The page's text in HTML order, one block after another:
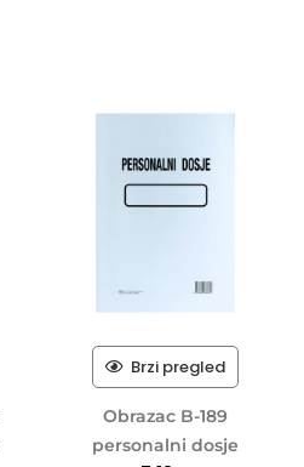
Brzi pregled
Obrazac B-189
personalni dosje